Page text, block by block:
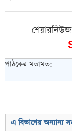
পাঠকের মতামত:
এ বিভাগের অন্যান্য